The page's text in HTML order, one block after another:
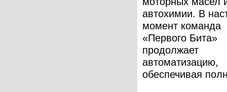
автохимии. В
момент команда
«Первого Бита»
продолжает
автоматизацию,
обеспечивая